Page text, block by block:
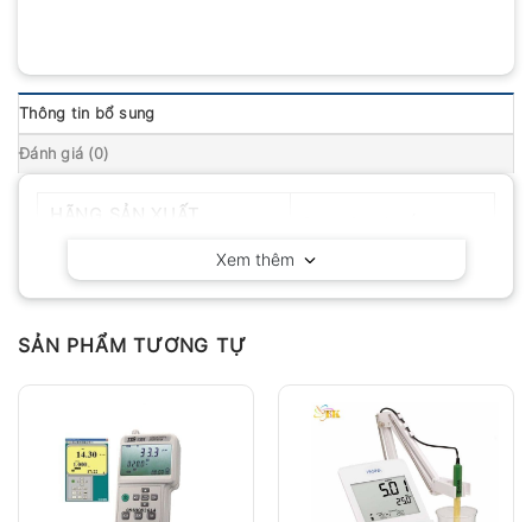
Thông tin bổ sung
Đánh giá (0)
Xem thêm
SẢN PHẨM TƯƠNG TỰ